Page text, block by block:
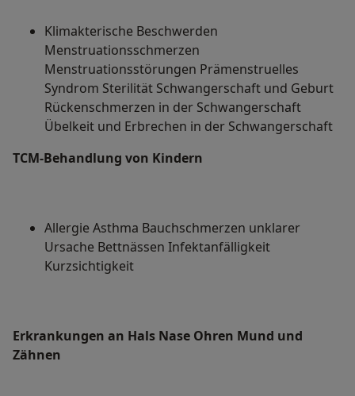
Klimakterische Beschwerden
Menstruationsschmerzen
Menstruationsstörungen Prämenstruelles
Syndrom Sterilität Schwangerschaft und Geburt
Rückenschmerzen in der Schwangerschaft
Übelkeit und Erbrechen in der Schwangerschaft
TCM-Behandlung von Kindern
Allergie Asthma Bauchschmerzen unklarer
Ursache Bettnässen Infektanfälligkeit
Kurzsichtigkeit
Erkrankungen an Hals Nase Ohren Mund und
Zähnen